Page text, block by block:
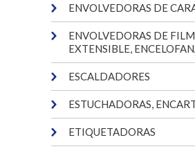
ENVOLVEDORAS DE
ENVOLVEDORAS DE FILM
EXTENSIBLE,
ESCALDADORES
ESTUCHADORAS,
ETIQUETADORAS